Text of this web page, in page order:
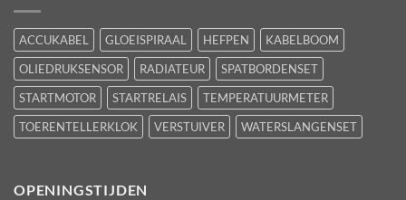
ACCUKABEL GLOEISPIRAAL HEFPEN
KABELBOOM
OLIEDRUKSENSOR
RADIATEUR
SPATBORDENSET
STARTMOTOR
STARTRELAIS
TEMPERATUURMETER
TOERENTELLERKLOK
VERSTUIVER WATERSLANGENSET
OPENINGSTIJDEN